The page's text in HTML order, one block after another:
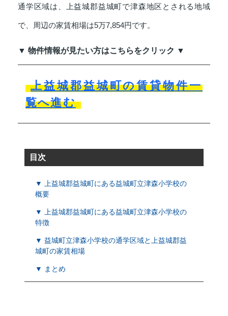
通学区域は、上益城郡益城町で津森地区とされる地域
で、周辺の家賃相場は5万7,854円です。
▼ 物件情報が見たい方はこちらをクリック ▼
上益城郡益城町の賃貸物件一
覧へ進む
目次
▼ 上益城郡益城町にある益城町立津森小学校の
概要
▼ 上益城郡益城町にある益城町立津森小学校の
特徴
▼ 益城町立津森小学校の通学区域と上益城郡益
城町の家賃相場
▼ まとめ